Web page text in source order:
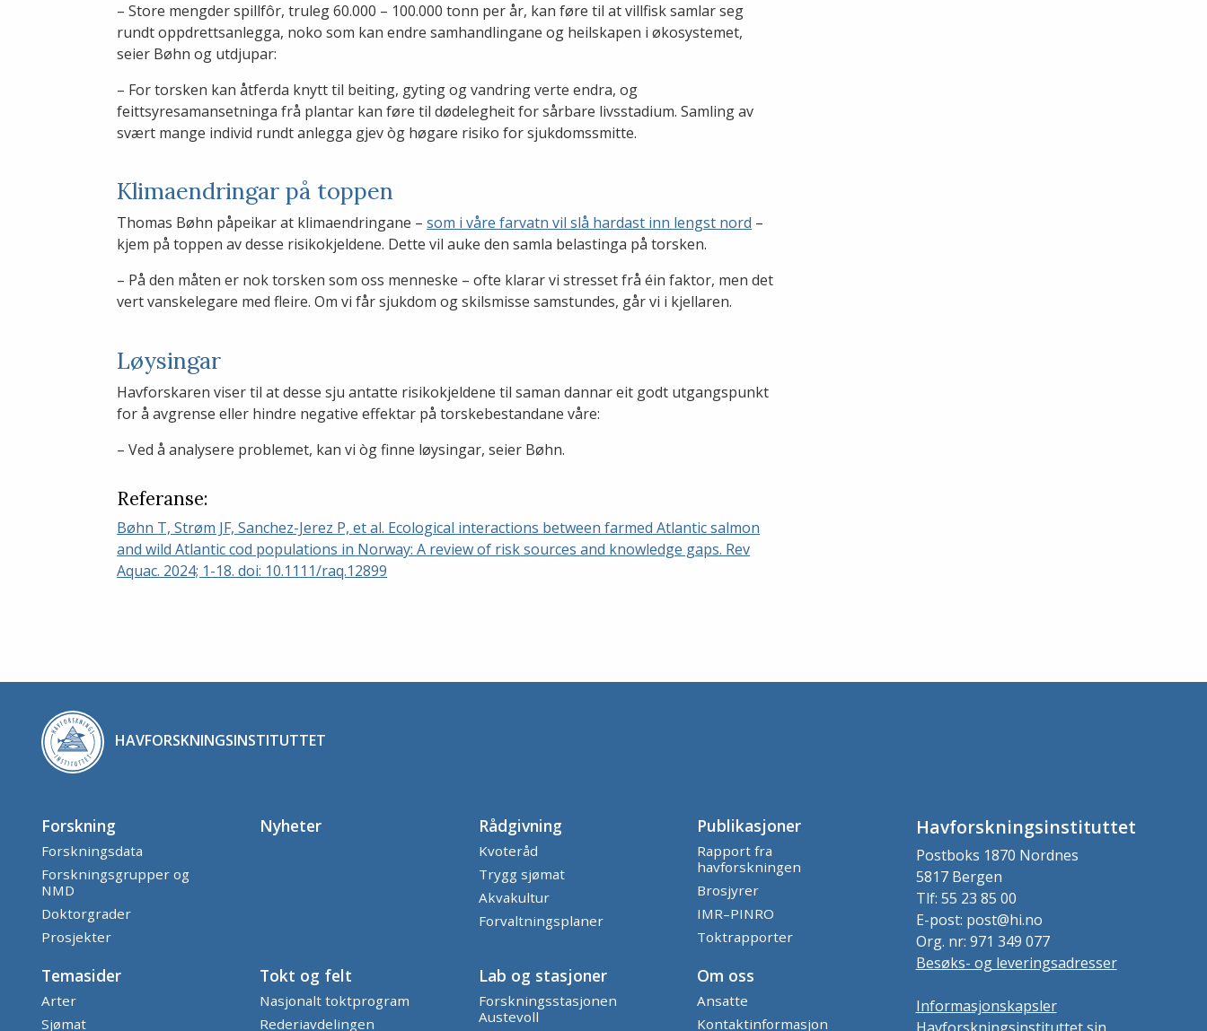
– Store mengder spillfôr, truleg 60.000 – 100.000 tonn per år, kan føre til at villfisk samlar seg
rundt oppdrettsanlegga, noko som kan endre samhandlingane og heilskapen i økosystemet,
seier Bøhn og utdjupar:
– For torsken kan åtferda knytt til beiting, gyting og vandring verte endra, og
feittsyresamansetninga frå plantar kan føre til dødelegheit for sårbare livsstadium. Samling av
svært mange individ rundt anlegga gjev òg høgare risiko for sjukdomssmitte.
Klimaendringar på toppen
Thomas Bøhn påpeikar at klimaendringane –som i våre farvatn vil slå hardast inn lengst nord –
kjem på toppen av desse risikokjeldene. Dette vil auke den samla belastinga på torsken.
– På den måten er nok torsken som oss menneske – ofte klarar vi stresset frå éin faktor, men det
vert vanskelegare med fleire. Om vi får sjukdom og skilsmisse samstundes, går vi i kjellaren.
Løysingar
Havforskaren viser til at desse sju antatte risikokjeldene til saman dannar eit godt utgangspunkt
for å avgrense eller hindre negative effektar på torskebestandane våre:
– Ved å analysere problemet, kan vi òg finne løysingar, seier Bøhn.
Referanse:
Bøhn T, Strøm JF, Sanchez-Jerez P, et al. Ecological interactions between farmed Atlantic salmon
and wild Atlantic cod populations in Norway: A review of risk sources and knowledge gaps. Rev
Aquac. 2024; 1-18. doi: 10.1111/raq.12899
HAVFORSKNINGSINSTITUTTET
Forskning
Forskningsdata
Forskningsgrupper og
NMD
Doktorgrader
Prosjekter
Nyheter Rådgivning
Kvoteråd
Trygg sjømat
Akvakultur
Forvaltningsplaner
Publikasjoner
Rapport fra
havforskningen
Brosjyrer
IMR–PINRO
Toktrapporter
Temasider
Arter
Sjømat
Tokt og felt
Nasjonalt toktprogram
Rederiavdelingen
Lab og stasjoner
Forskningsstasjonen
Austevoll
Om oss
Ansatte
Kontaktinformasjon
Havforskningsinstituttet
Postboks 1870 Nordnes
5817 Bergen
Tlf: 55 23 85 00
E-post: post@hi.no
Org. nr: 971 349 077
Besøks- og leveringsadresser
Informasjonskapsler